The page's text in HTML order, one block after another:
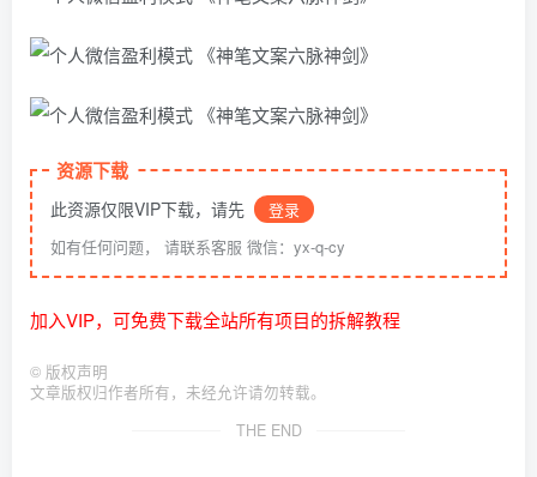
资源下载
此资源仅限VIP下载，请先
登录
如有任何问题， 请联系客服 微信：yx-q-cy
加入VIP，可免费下载全站所有项目的拆解教程
© 版权声明
文章版权归作者所有，未经允许请勿转载。
THE END